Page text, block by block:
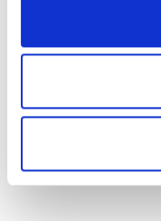
Stockholm